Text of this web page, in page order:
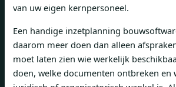
van uw eigen kernpersoneel.
Een handige inzetplanning
daarom meer doen dan alleen
moet laten zien wie werkelijk
doen, welke documenten ontbreken en